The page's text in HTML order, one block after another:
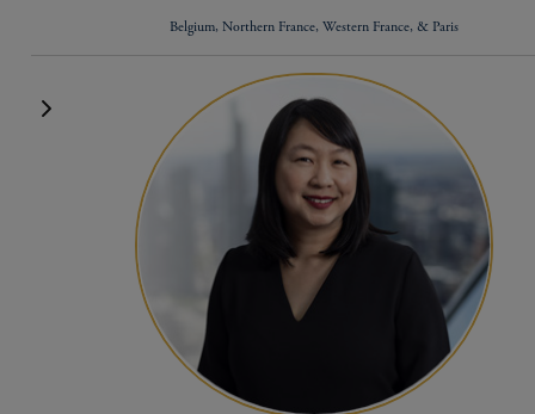
Belgium, Northern France, Western France, & Paris